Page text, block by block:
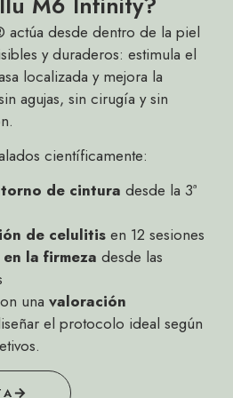
actúa desde dentro de la piel
y duraderos: estimula el
localizada y mejora la
agujas, sin cirugía y sin
científicamente:
de cintura desde la 3ª
de celulitis en 12 sesiones
la firmeza desde las
una valoración
el protocolo ideal según